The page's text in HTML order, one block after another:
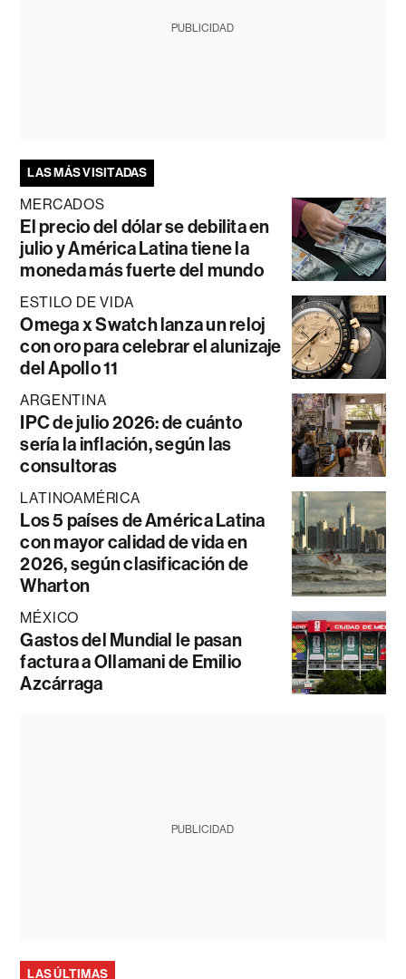
PUBLICIDAD
LAS MÁS VISITADAS
MERCADOS
El precio del dólar se debilita en
julio y América Latina tiene la
moneda más fuerte del mundo
ESTILO DE VIDA
Omega x Swatch lanza un reloj
con oro para celebrar el alunizaje
del Apollo 11
ARGENTINA
IPC de julio 2026: de cuánto
sería la inflación, según las
consultoras
LATINOAMÉRICA
Los 5 países de América Latina
con mayor calidad de vida en
2026, según clasificación de
Wharton
MÉXICO
Gastos del Mundial le pasan
factura a Ollamani de Emilio
Azcárraga
PUBLICIDAD
LAS ÚLTIMAS